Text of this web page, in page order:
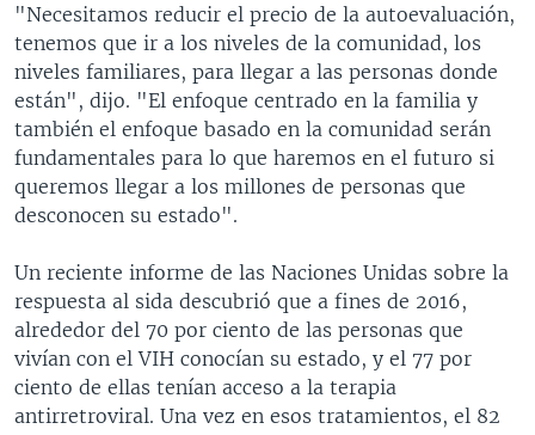
"Necesitamos reducir el precio de la autoevaluación,
tenemos que ir a los niveles de la comunidad, los
niveles familiares, para llegar a las personas donde
están", dijo. "El enfoque centrado en la familia y
también el enfoque basado en la comunidad serán
fundamentales para lo que haremos en el futuro si
queremos llegar a los millones de personas que
desconocen su estado".
Un reciente informe de las Naciones Unidas sobre la
respuesta al sida descubrió que a fines de 2016,
alrededor del 70 por ciento de las personas que
vivían con el VIH conocían su estado, y el 77 por
ciento de ellas tenían acceso a la terapia
antirretroviral. Una vez en esos tratamientos, el 82